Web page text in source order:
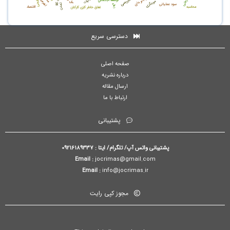
سود عملیاتی
تعلق خاطر کاری کارکنان مربیگری محاسبه افتصاد رفاه تمدن
دسترسی سریع
صفحه اصلی
درباره نشریه
ارسال مقاله
ارتباط با ما
پشتیبانی
پشتیبانی واتس آپ/ تلگرام/ ایتا : 09216189337
Email :jocrimas@gmail.com
Email :info@jocrimas.ir
مجوز کپی رایت